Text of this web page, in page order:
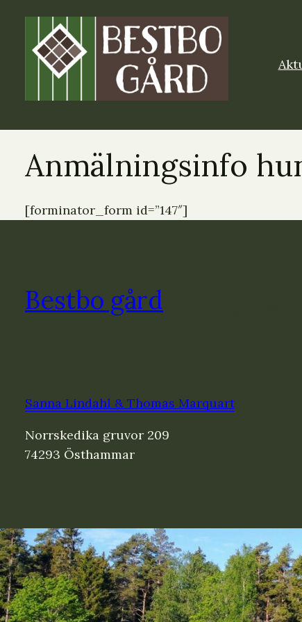
Anmälningsinfo
[forminator_form id=”147″]
Bestbo gård
Sanna Lindahl & Thomas Marquart
Norrskedika gruvor 209
74293 Östhammar